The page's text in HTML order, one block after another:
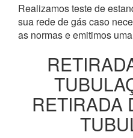
Realizamos teste de
sua rede de gás caso
as normas e emitimos
RETIRADA